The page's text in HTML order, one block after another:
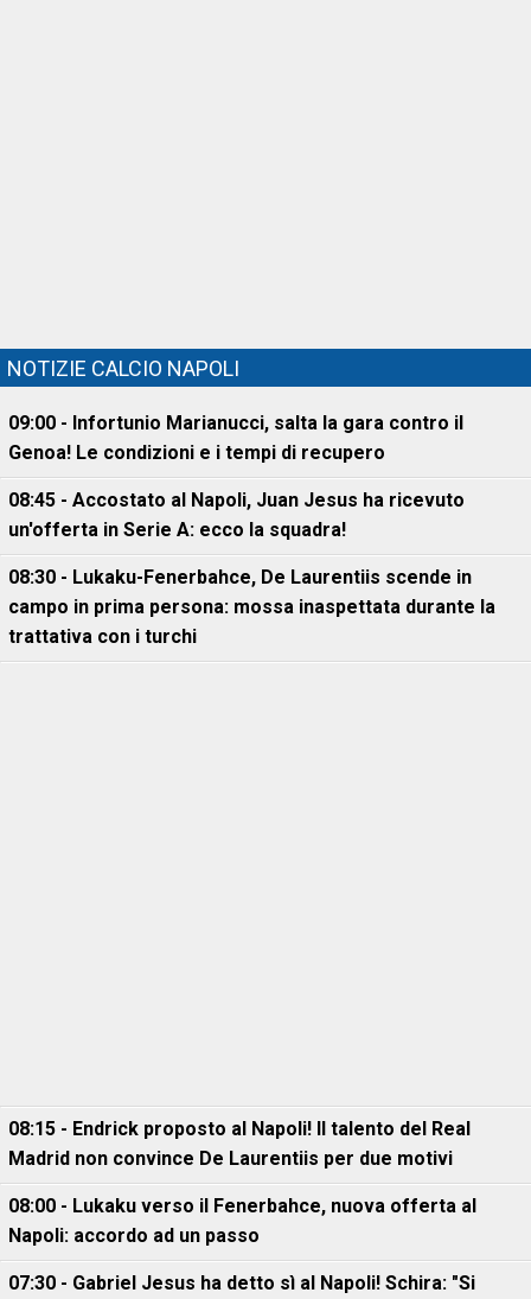
NOTIZIE CALCIO NAPOLI
09:00 - Infortunio Marianucci, salta la gara contro il
Genoa! Le condizioni e i tempi di recupero
08:45 - Accostato al Napoli, Juan Jesus ha ricevuto
un'offerta in Serie A: ecco la squadra!
08:30 - Lukaku-Fenerbahce, De Laurentiis scende in
campo in prima persona: mossa inaspettata durante la
trattativa con i turchi
08:15 - Endrick proposto al Napoli! Il talento del Real
Madrid non convince De Laurentiis per due motivi
08:00 - Lukaku verso il Fenerbahce, nuova offerta al
Napoli: accordo ad un passo
07:30 - Gabriel Jesus ha detto sì al Napoli! Schira: "Si